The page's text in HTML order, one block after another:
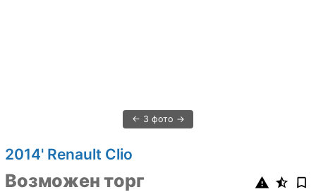
3 фото
2014' Renault Clio
Возможен торг